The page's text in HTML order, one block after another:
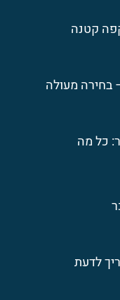
קטנה
בחירה מעולה
כל מה
לדעת